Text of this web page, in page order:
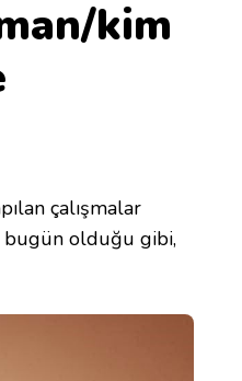
kim
çalışmalar
bugün olduğu gibi,